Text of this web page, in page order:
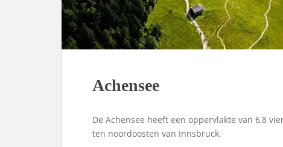
Achensee
De Achensee heeft een oppervlakte van 6,8
ten noordoosten van Innsbruck.